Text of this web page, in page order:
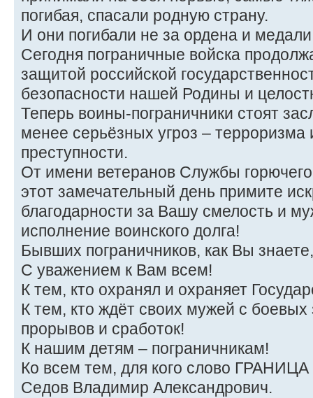
погибая, спасали родную страну.
И они погибали не за ордена и
Сегодня пограничные войска
защитой российской
безопасности нашей Родины и
Теперь воины-пограничники стоят
менее серьёзных угроз –
преступности.
От имени ветеранов Службы
этот замечательный день примите
благодарности за Вашу смелость и
исполнение воинского долга!
Бывших пограничников, как Вы
С уважением к Вам всем!
К тем, кто охранял и охраняет
К тем, кто ждёт своих мужей с боевых
прорывов и сработок!
К нашим детям – пограничникам!
Ко всем тем, для кого слово ГРАНИЦА
Седов Владимир Александрович.